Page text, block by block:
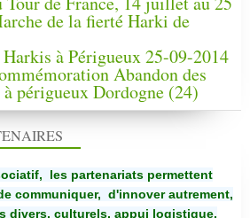
de la fierté Harki de
à Périgueux 25-09-2014
Abandon des
périgueux Dordogne (24)
les partenariats permettent
communiquer, d'innover autrement,
divers, culturels, appui logistique,